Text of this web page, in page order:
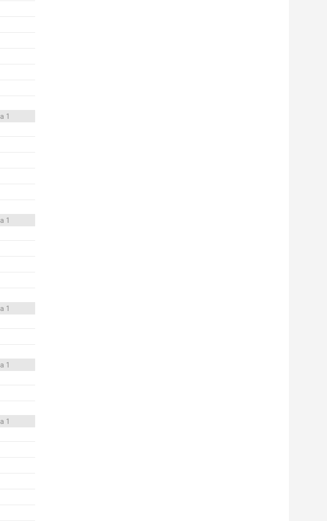
1
1
1
1
1